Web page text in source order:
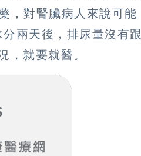
，對腎臟病人來說可能
兩天後，排尿量沒有跟
，就要就醫。